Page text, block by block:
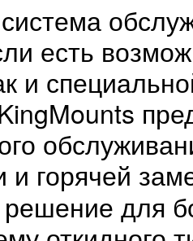
есть
и
и горячей
для